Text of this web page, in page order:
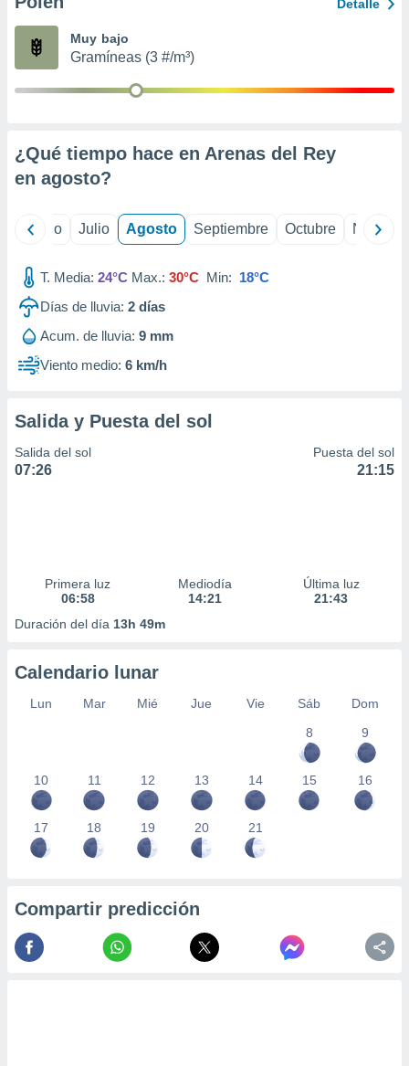
publicidad
1199
Detalle
Muy bajo
Gramíneas (3 #/m³)
¿Qué tiempo hace en Arenas del Rey
en agosto?
Junio Julio Agosto Septiembre Octubre
T. Media: 24°C Max.: 30°C Min: 18°C
Días de lluvia: 2 días
Acum. de lluvia: 9 mm
Viento medio: 6 km/h
Salida y Puesta del sol
Salida del sol
07:26
Puesta del sol
21:15
Primera luz
06:58
Mediodía
14:21
Última luz
21:43
Duración del día 13h 49m
Calendario lunar
Lun Mar Mié Jue Vie Sáb
Dom
8
9
10 11 12 13 14 15 16
17 18 19 20 21
Compartir predicción